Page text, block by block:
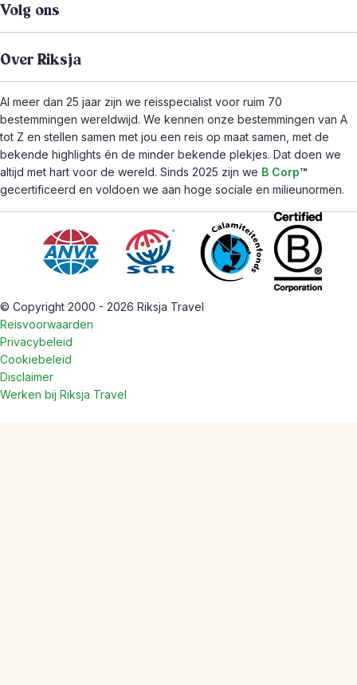
Volg ons
Over Riksja
Al meer dan 25 jaar zijn we reisspecialist voor ruim 70
bestemmingen wereldwijd. We kennen onze bestemmingen van A
tot Z en stellen samen met jou een reis op maat samen, met de
bekende highlights én de minder bekende plekjes. Dat doen we
altijd met hart voor de wereld. Sinds 2025 zijn we B Corp™
gecertificeerd en voldoen we aan hoge sociale en milieunormen.
© Copyright 2000 - 2026 Riksja Travel
Reisvoorwaarden
Privacybeleid
Cookiebeleid
Disclaimer
Werken bij Riksja Travel